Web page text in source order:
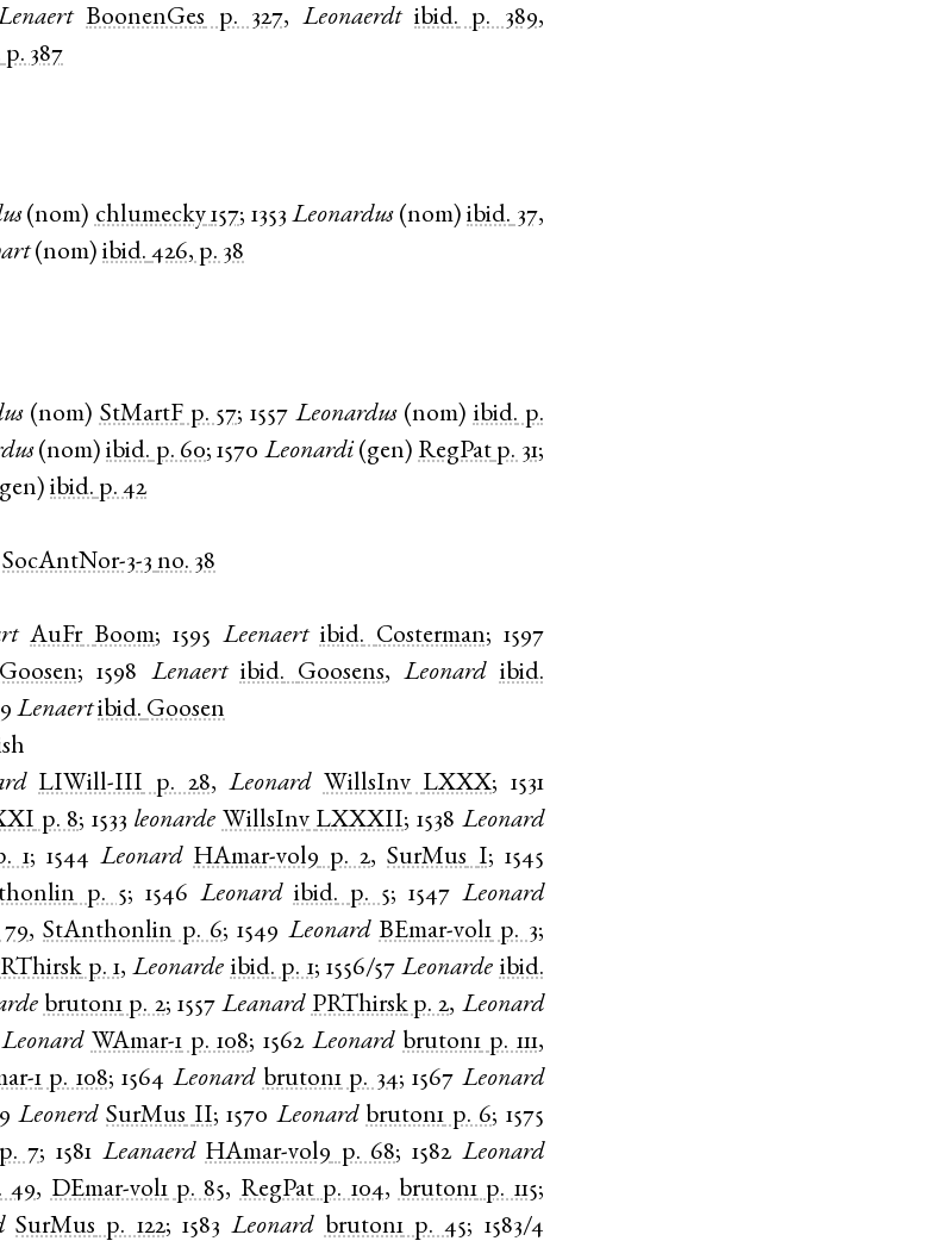
BoonenGes p. 327, Leonaerdt ibid. p. 389,
p. 387
(nom) chlumecky 157; 1353 Leonardus(nom)ibid. 37,
(nom)ibid. 426, p. 38
(nom) StMartF p. 57;1557 Leonardus(nom) ibid. p.
(nom)ibid. p. 60;1570 Leonardi(gen) RegPat p. 31;
gen)ibid. p. 42
SocAntNor-3-3 no. 38
AuFr Boom; 1595 Leenaert ibid. Costerman; 1597
Goosen;1598 Lenaert ibid. Goosens,Leonard ibid.
Lenaertibid. Goosen
LIWill-III p. 28,Leonard WillsInv LXXX; 1531
p. 8; 1533 leonarde WillsInv LXXXII;1538 Leonard
1; 1544 Leonard HAmar-vol9 p. 2,SurMus I; 1545
p. 5;1546 Leonard ibid. p. 5; 1547 Leonard
,StAnthonlin p. 6;1549 Leonard BEmar-vol1 p. 3;
p. 1,Leonarde ibid. p. 1; 1556/57 Leonarde ibid.
bruton1 p. 2; 1557 Leanard PRThirsk p. 2, Leonard
Leonard WAmar-1 p. 108;1562 Leonard bruton1 p. 111,
1 p. 108;1564 Leonard bruton1 p. 34;1567 Leonard
Leonerd SurMus II;1570 Leonard bruton1 p. 6; 1575
p. 7; 1581 Leanaerd HAmar-vol9 p. 68;1582 Leonard
49, DEmar-vol1 p. 85, RegPat p. 104, bruton1 p. 115;
SurMus p. 122;1583 Leonard bruton1 p. 45; 1583/4